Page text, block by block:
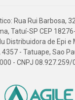
Rua Rui Barbosa,
Tatuí-SP CEP
Distribuidora de Epi e
4357 - Tatuape, Sao
- CNPJ 08.927.259/